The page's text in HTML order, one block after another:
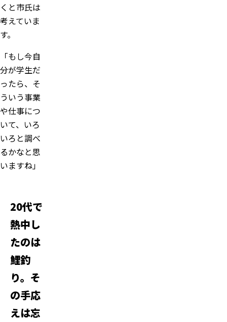
くと市氏は
考えていま
す。
「もし今自
分が学生だ
ったら、そ
ういう事業
や仕事につ
いて、いろ
いろと調べ
るかなと思
いますね」
20代で
熱中し
たのは
鯉釣
り。そ
の手応
えは忘